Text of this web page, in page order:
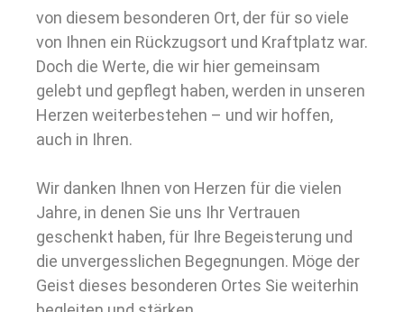
von diesem besonderen Ort, der für so viele
von Ihnen ein Rückzugsort und Kraftplatz war.
Doch die Werte, die wir hier gemeinsam
gelebt und gepflegt haben, werden in unseren
Herzen weiterbestehen – und wir hoffen,
auch in Ihren.
Wir danken Ihnen von Herzen für die vielen
Jahre, in denen Sie uns Ihr Vertrauen
geschenkt haben, für Ihre Begeisterung und
die unvergesslichen Begegnungen. Möge der
Geist dieses besonderen Ortes Sie weiterhin